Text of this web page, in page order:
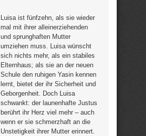
Luisa ist fünfzehn, als sie wieder
mal mit ihrer alleinerziehenden
und sprunghaften Mutter
umziehen muss. Luisa wünscht
sich nichts mehr, als ein stabiles
Elternhaus; als sie an der neuen
Schule den ruhigen Yasin kennen
lernt, bietet der ihr Sicherheit und
Geborgenheit. Doch Luisa
schwankt: der launenhafte Justus
berührt ihr Herz viel mehr – auch
wenn er sie schmerzhaft an die
Unstetigkeit ihrer Mutter erinnert.